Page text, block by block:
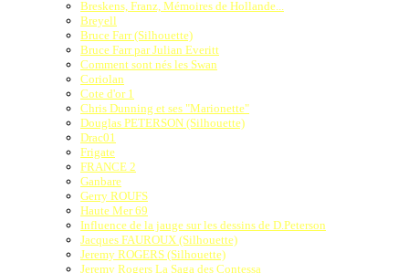
Breskens, Franz, Mémoires de Hollande...
Breyell
Bruce Farr (Silhouette)
Bruce Farr par Julian Everitt
Comment sont nés les Swan
Coriolan
Cote d'or 1
Chris Dunning et ses "Marionette"
Douglas PETERSON (Silhouette)
Drac01
Frigate
FRANCE 2
Ganbare
Gerry ROUFS
Haute Mer 69
Influence de la jauge sur les dessins de D.Peterson
Jacques FAUROUX (Silhouette)
Jeremy ROGERS (Silhouette)
Jeremy Rogers La Saga des Contessa